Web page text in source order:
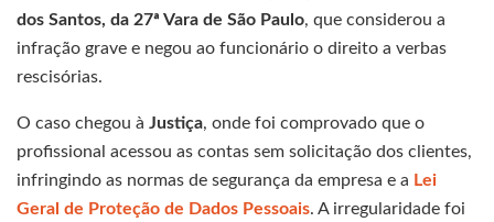
dos Santos, da 27ª Vara de São Paulo, que considerou a
infração grave e negou ao funcionário o direito a verbas
rescisórias.
O caso chegou à Justiça, onde foi comprovado que o
profissional acessou as contas sem solicitação dos clientes,
infringindo as normas de segurança da empresa e a Lei
Geral de Proteção de Dados Pessoais. A irregularidade foi